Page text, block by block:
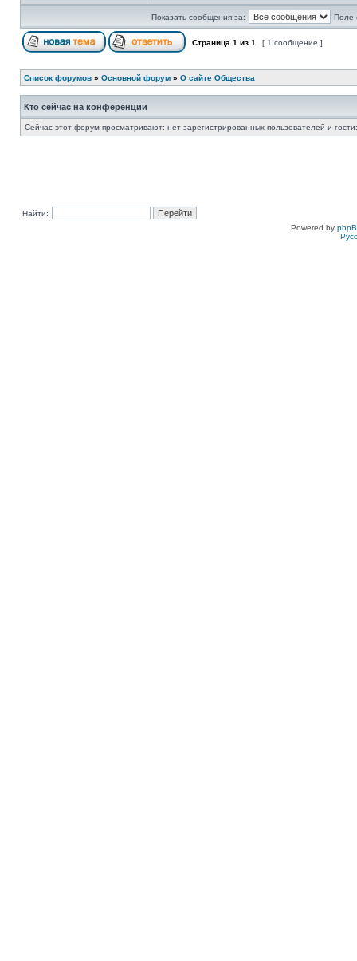
Показать сообщения за: Поле
Страница 1 из 1 [ 1 сообщение ]
Список форумов » Основной форум » О сайте Общества
Кто сейчас на конференции
Сейчас этот форум просматривают: нет зарегистрированных пользователей и
Найти:
Powered by